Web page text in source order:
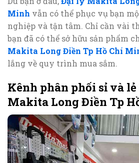
Minh vẫn có thể phục vụ bạn
nghiệp và tận tâm. Chỉ cần vài
bạn đã có thể sở hữu sản phẩm
Makita Long Điền Tp Hồ Chí
lắng về quy trình mua sắm.
Kênh phân phối sỉ và
Makita Long Điền Tp